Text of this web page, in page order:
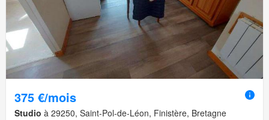
375 €/mois
Studio à 29250, Saint-Pol-de-Léon, Finistère, Bretagne